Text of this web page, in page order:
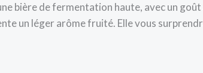
bière de fermentation haute, avec un
un léger arôme fruité. Elle vous